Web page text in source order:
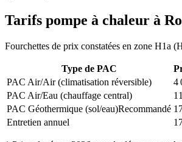
Tarifs pompe à chaleur à
Fourchettes de prix constatées en zone H1a (
Type de PAC
PAC Air/Air (climatisation réversible)
4
PAC Air/Eau (chauffage central)
PAC Géothermique (sol/eau)Recommandé
Entretien annuel